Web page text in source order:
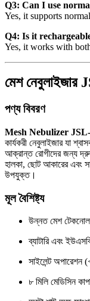
Q3: Can I use
Yes, it supports
Q4: Is it
Yes, it works with
মেশ নেবুলাইজার
পণ্য বিবরণ
Mesh Nebulizer
কার্যকরী নেবুলাইজার যা
আক্রান্ত রোগীদের জন্য
হালকা, ছোট আকারের এবং
উপযুক্ত।
মূল বৈশিষ্ট্য
উন্নত মেশ
ব্যাটারি এবং
সাইলেন্ট
৮ মিলি মেডিসিন